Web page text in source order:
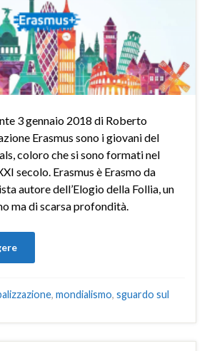
3 gennaio 2018 di Roberto
Erasmus sono i giovani del
coloro che si sono formati nel
secolo. Erasmus è Erasmo da
autore dell’Elogio della Follia, un
ma di scarsa profondità.
, mondialismo, sguardo sul